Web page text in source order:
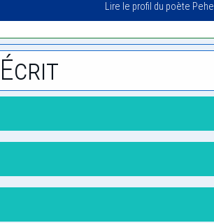
Lire le profil du poète Pehel